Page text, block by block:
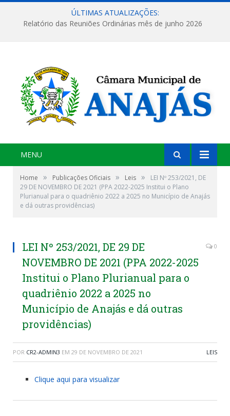
ÚLTIMAS ATUALIZAÇÕES:
Relatório das Reuniões Ordinárias mês de junho 2026
MENU
Home » Publicações Oficiais » Leis »
LEI Nº 253/2021, DE
29 DE NOVEMBRO DE 2021 (PPA 2022-2025 Institui o Plano
Plurianual para o quadriênio 2022 a 2025 no Município de Anajás
e dá outras providências)
LEI Nº 253/2021, DE 29 DE
NOVEMBRO DE 2021 (PPA 2022-2025
Institui o Plano Plurianual para o
quadriênio 2022 a 2025 no
Município de Anajás e dá outras
providências)
0
POR CR2-ADMIN3 EM 29 DE NOVEMBRO DE 2021 LEIS
Clique aqui para visualizar